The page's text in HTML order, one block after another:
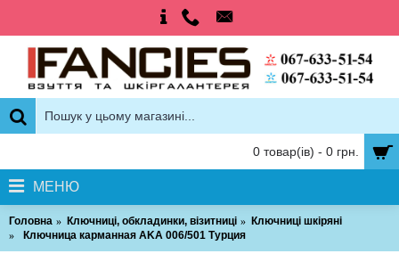
0 товар(ів) - 0 грн.
МЕНЮ
Головна Ключниці, обкладинки, візитниці
Ключниці шкіряні
Ключница карманная AKA 006/501 Турция